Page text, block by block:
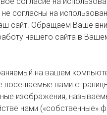
согласны на
сайт. Обращаем Ваше
нашего сайта в
на вашем
посещаемые вами
изображения,
нами («собственные»